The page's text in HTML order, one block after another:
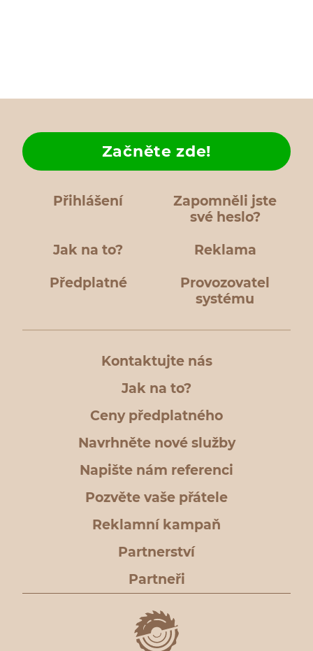
Přihlášení
Zapomněli jste
své heslo?
Jak na to?
Začněte zde!
Reklama
Předplatné
Provozovatel
systému
Kontaktujte nás
Jak na to?
Ceny předplatného
Navrhněte nové služby
Napište nám referenci
Pozvěte vaše přátele
Reklamní kampaň
Partnerství
Partneři